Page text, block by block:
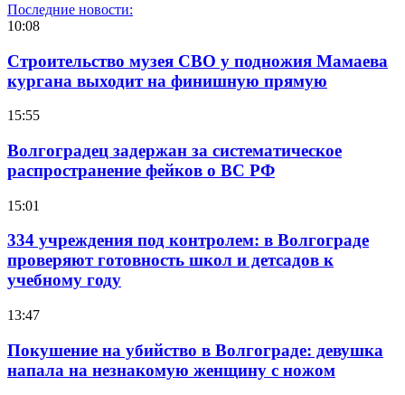
Последние новости:
10:08
Строительство музея СВО у подножия Мамаева
кургана выходит на финишную прямую
15:55
Волгоградец задержан за систематическое
распространение фейков о ВС РФ
15:01
334 учреждения под контролем: в Волгограде
проверяют готовность школ и детсадов к
учебному году
13:47
Покушение на убийство в Волгограде: девушка
напала на незнакомую женщину с ножом